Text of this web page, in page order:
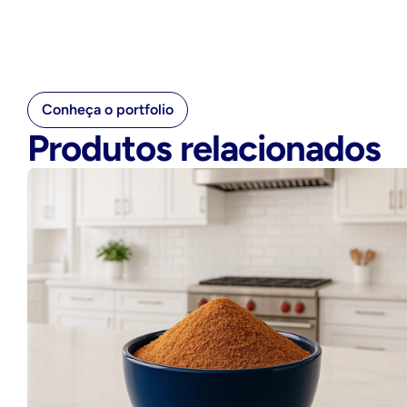
Conheça o portfolio
Produtos relacionados